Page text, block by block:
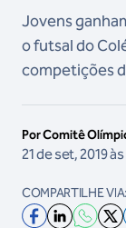
Jovens
o futsal do
competições
Por Comitê
21 de set, 2019
COMPARTILHE VIA: